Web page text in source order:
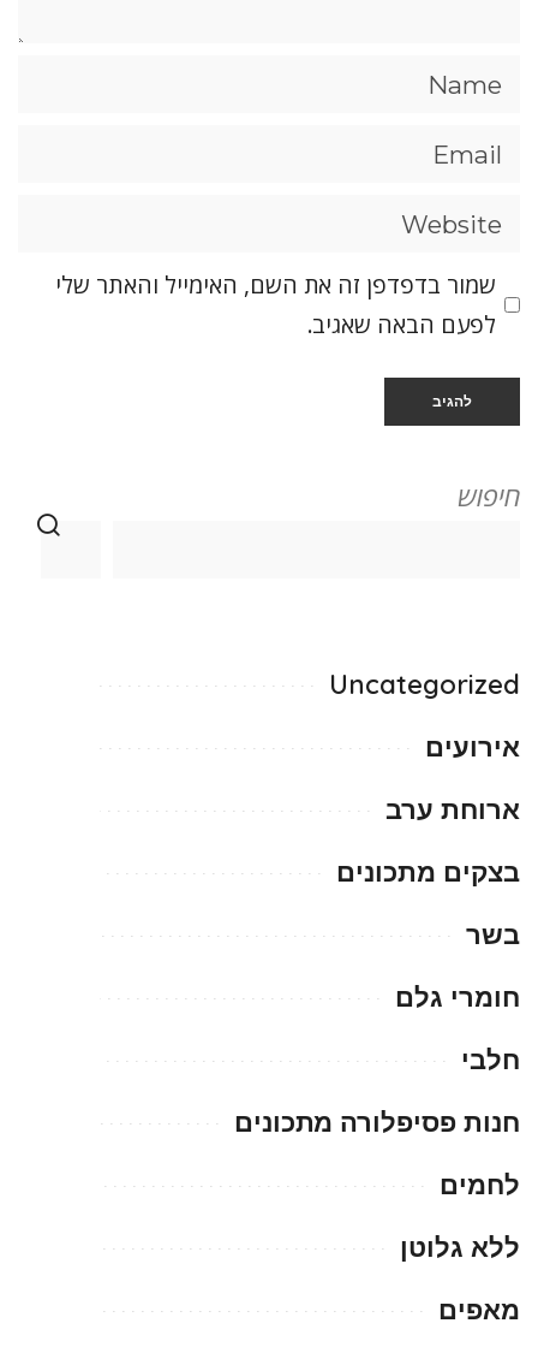
שמור בדפדפן זה את השם, האימייל והאתר שלי
לפעם הבאה שאגיב.
חיפוש
Uncategorized
אירועים
ארוחת ערב
בצקים מתכונים
בשר
חומרי גלם
חלבי
חנות פסיפלורה מתכונים
לחמים
ללא גלוטן
מאפים